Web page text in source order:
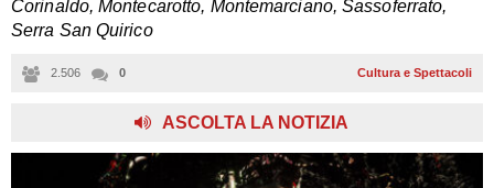
Corinaldo, Montecarotto, Montemarciano, Sassoferrato,
Serra San Quirico
2.506 0 Cultura e Spettacoli
ASCOLTA LA NOTIZIA